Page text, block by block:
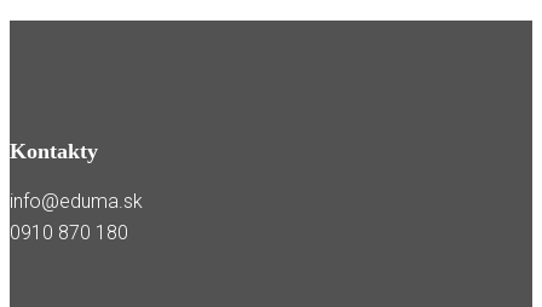
Kontakty
info@eduma.sk
0910 870 180